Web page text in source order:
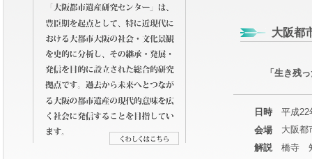
大阪都
「生き残
日時
平成22
会場
大阪
解説
橋寺